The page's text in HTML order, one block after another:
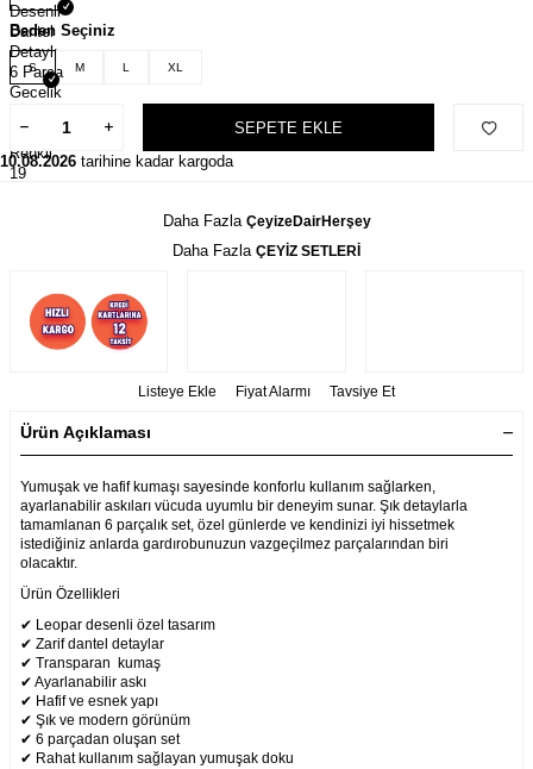
Beden Seçiniz
S M L XL
SEPETE EKLE
10.08.2026 tarihine kadar kargoda
Daha Fazla ÇeyizeDairHerşey
Daha Fazla ÇEYİZ SETLERİ
Listeye Ekle Fiyat Alarmı Tavsiye Et
Ürün Açıklaması
Yumuşak ve hafif kumaşı sayesinde konforlu kullanım sağlarken,
ayarlanabilir askıları vücuda uyumlu bir deneyim sunar. Şık detaylarla
tamamlanan 6 parçalık set, özel günlerde ve kendinizi iyi hissetmek
istediğiniz anlarda gardırobunuzun vazgeçilmez parçalarından biri
olacaktır.
Ürün Özellikleri
✔ Leopar desenli özel tasarım
✔ Zarif dantel detaylar
✔ Transparan kumaş
✔ Ayarlanabilir askı
✔ Hafif ve esnek yapı
✔ Şık ve modern görünüm
✔ 6 parçadan oluşan set
✔ Rahat kullanım sağlayan yumuşak doku